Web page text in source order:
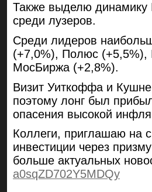
Также выделю динамику
среди лузеров.
Среди лидеров
(+7,0%), Полюс (+5,5%),
МосБиржа (+2,8%).
Визит Уиткоффа и
поэтому лонг был
опасения высокой
Коллеги, приглашаю на
инвестиции через
больше актуальных
a0sqZD702Y5MDQy